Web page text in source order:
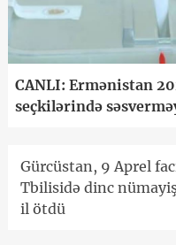
CANLI: Ermənistan
seçkilərində
Gürcüstan, 9 Aprel
Tbilisidə dinc
il ötdü